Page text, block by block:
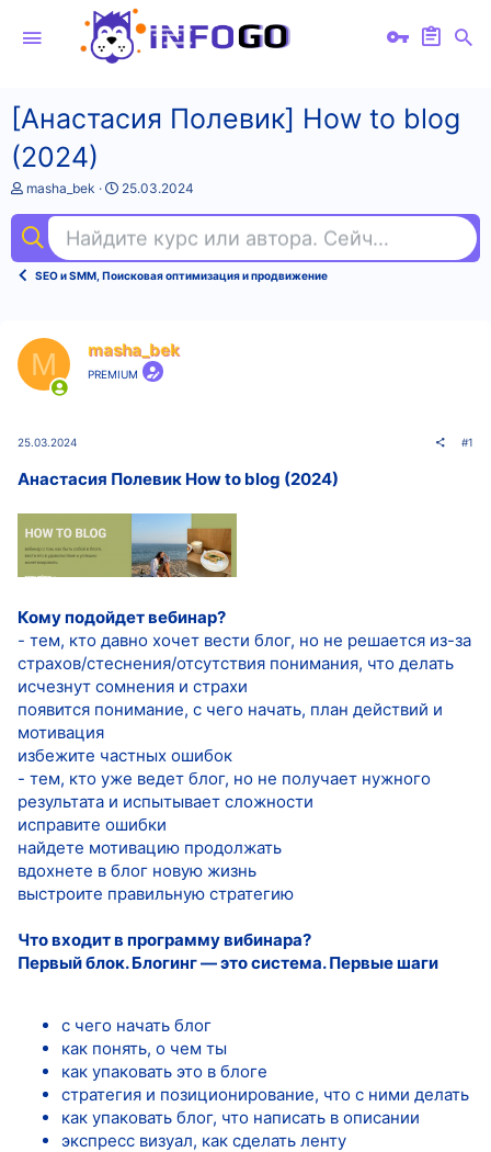
[Анастасия Полевик] How to blog
(2024)
А
т
о
т
masha_bek
Д
а
н
а
а
25.03.2024
Найдите курс или автора. Сейчас ищут
SEO и SMM, Поисковая оптимизация и продвижение
M masha_bek
PREMIUM
25.03.2024 #1
Анастасия Полевик How to blog (2024)
Кому подойдет вебинар?
- тем, кто давно хочет вести блог, но не решается из-за
страхов/стеснения/отсутствия понимания, что делать
исчезнут сомнения и страхи
появится понимание, с чего начать, план действий и
мотивация
избежите частных ошибок
- тем, кто уже ведет блог, но не получает нужного
результата и испытывает сложности
исправите ошибки
найдете мотивацию продолжать
вдохнете в блог новую жизнь
выстроите правильную стратегию
Что входит в программу вибинара?
Первый блок. Блогинг — это система. Первые шаги
с чего начать блог
как понять, о чем ты
как упаковать это в блоге
стратегия и позиционирование, что с ними делать
как упаковать блог, что написать в описании
экспресс визуал, как сделать ленту